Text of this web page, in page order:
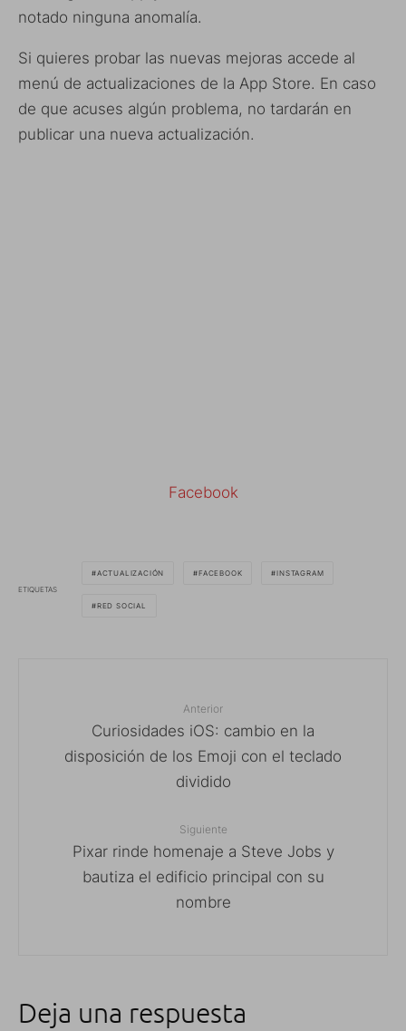
notado ninguna anomalía.
Si quieres probar las nuevas mejoras accede al
menú de actualizaciones de la App Store. En caso
de que acuses algún problema, no tardarán en
publicar una nueva actualización.
Facebook
ETIQUETAS
ACTUALIZACIÓN FACEBOOK INSTAGRAM
RED SOCIAL
Anterior
Curiosidades iOS: cambio en la
disposición de los Emoji con el teclado
dividido
Siguiente
Pixar rinde homenaje a Steve Jobs y
bautiza el edificio principal con su
nombre
Deja una respuesta